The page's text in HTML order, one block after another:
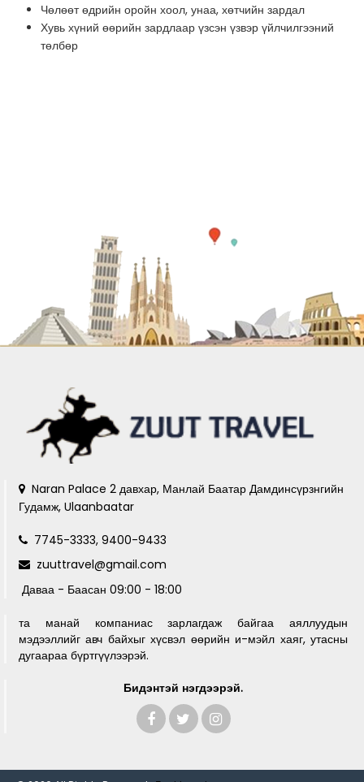
Чөлөөт өдрийн оройн хоол, унаа, хөтчийн зардал
Хувь хүний өөрийн зардлаар үзсэн үзвэр үйлчилгээний
төлбөр
Naran Palace 2 давхар, Манлай Баатар Дамдинсүрзнгийн
Гудамж, Ulaanbaatar
7745-3333, 9400-9433
zuuttravel@gmail.com
Даваа - Баасан 09:00 - 18:00
та манай компаниас зарлагдаж байгаа аяллуудын
мэдээллийг авч байхыг хүсвэл өөрийн и-мэйл хаяг, утасны
дугаараа бүртгүүлээрэй.
Бидэнтэй нэгдээрэй.